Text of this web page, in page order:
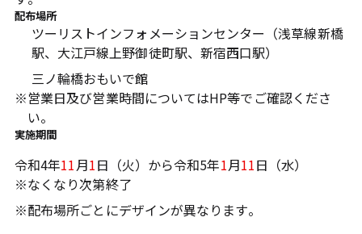
配布場所
ツーリストインフォメーションセンター（浅草線新橋
駅、大江戸線上野御徒町駅、新宿西口駅）
三ノ輪橋おもいで館
※営業日及び営業時間についてはHP等でご確認くださ
い。
実施期間
令和4年11月1日（火）から令和5年1月11日（水）
※なくなり次第終了
※配布場所ごとにデザインが異なります。